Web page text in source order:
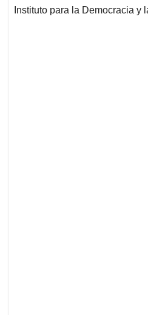
Instituto para la Democracia y